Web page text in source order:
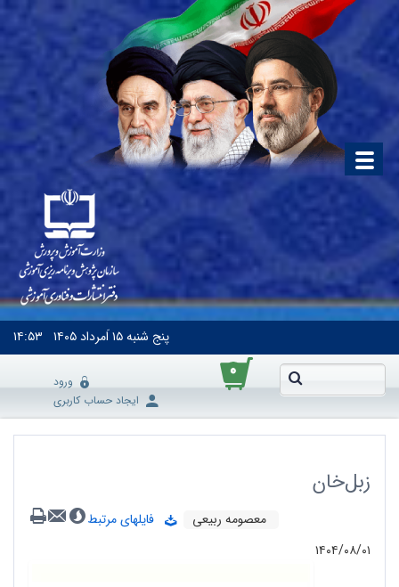
پنج شنبه۱۵ اَمرداد ۱۴۰۵ ۱۴:۵۳
۰
ورود
ایجاد حساب کاربری
زبل‌خان
معصومه ربیعی
فایلهای مرتبط
۱۴۰۴/۰۸/۰۱